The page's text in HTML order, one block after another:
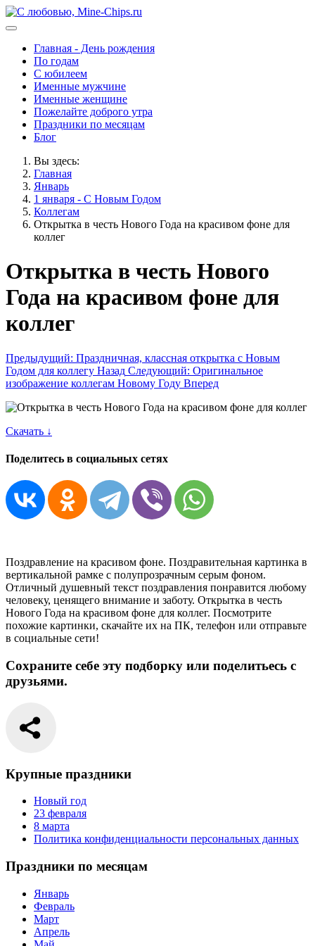
Главная - День рождения
По годам
С юбилеем
Именные мужчине
Именные женщине
Пожелайте доброго утра
Праздники по месяцам
Блог
Вы здесь:
Главная
Январь
1 января - С Новым Годом
Коллегам
Открытка в честь Нового Года на красивом фоне для
коллег
Открытка в честь Нового
Года на красивом фоне для
коллег
Предыдущий: Праздничная, классная открытка с Новым
Годом для коллегу Назад Следующий: Оригинальное
изображение коллегам Новому Году Вперед
Скачать ↓
Поделитесь в социальных сетях
Поздравление на красивом фоне. Поздравительная картинка в
вертикальной рамке с полупрозрачным серым фоном.
Отличный душевный текст поздравления понравится любому
человеку, ценящего внимание и заботу. Открытка в честь
Нового Года на красивом фоне для коллег. Посмотрите
похожие картинки, скачайте их на ПК, телефон или отправьте
в социальные сети!
Сохраните себе эту подборку или поделитьесь с
друзьями.
Крупные праздники
Новый год
23 февраля
8 марта
Политика конфиденциальности персональных данных
Праздники по месяцам
Январь
Февраль
Март
Апрель